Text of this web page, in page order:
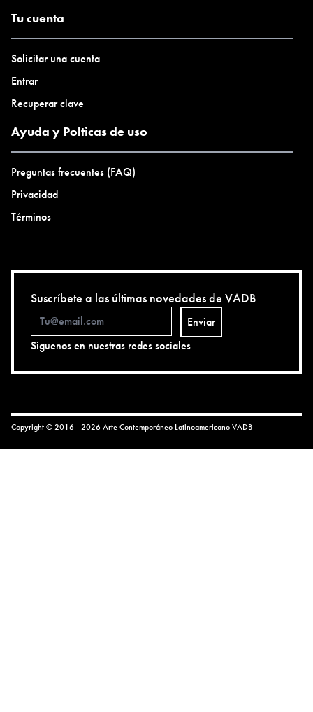
Tu cuenta
Solicitar una cuenta
Entrar
Recuperar clave
Ayuda y Polticas de uso
Preguntas frecuentes (FAQ)
Privacidad
Términos
Suscríbete a las últimas novedades de VADB
Enviar
Siguenos en nuestras redes sociales
Copyright © 2016 - 2026 Arte Contemporáneo LatinoamericanoVADB